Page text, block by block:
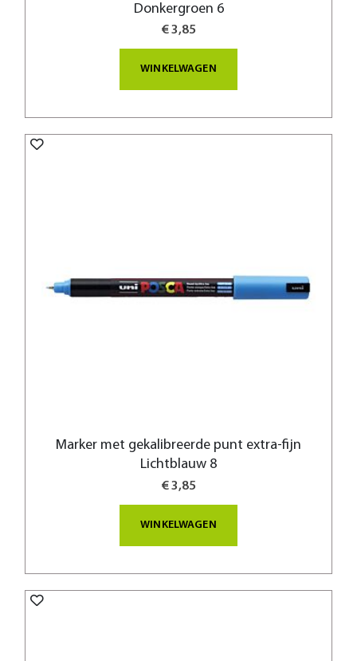
Donkergroen 6
€ 3,85
WINKELWAGEN
Marker met gekalibreerde punt extra-fijn
Lichtblauw 8
€ 3,85
WINKELWAGEN